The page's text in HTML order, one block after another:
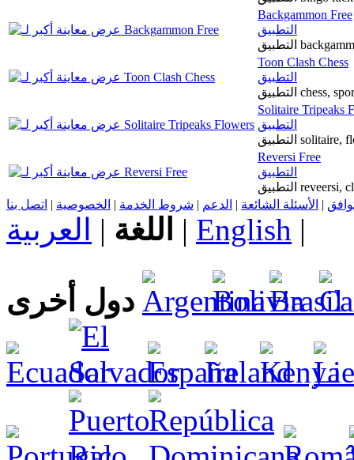
Backgammon Free
التطبيق
Toon Clash Chess
التطبيق
Solitaire Tripeaks
التطبيق
Reversi Free
التطبيق
| الأسئلة الشائعة | الدعم | شروط الخدمة | الخصوصية | اتصل بنا
اللغة | العربية | English |
دول أخرى